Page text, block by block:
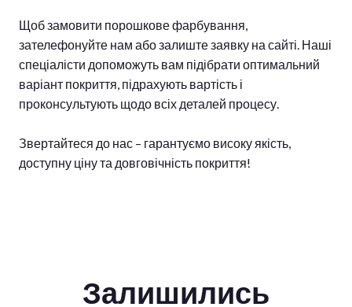
Щоб замовити порошкове фарбування,
зателефонуйте нам або залиште заявку на сайті. Наші
спеціалісти допоможуть вам підібрати оптимальний
варіант покриття, підрахують вартість і
проконсультують щодо всіх деталей процесу.
Звертайтеся до нас – гарантуємо високу якість,
доступну ціну та довговічність покриття!
Залишились